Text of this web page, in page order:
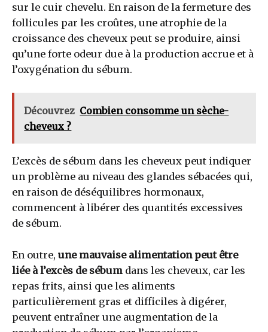
sur le cuir chevelu. En raison de la fermeture des
follicules par les croûtes, une atrophie de la
croissance des cheveux peut se produire, ainsi
qu’une forte odeur due à la production accrue et à
l’oxygénation du sébum.
Découvrez Combien consomme un sèche-
cheveux ?
L’excès de sébum dans les cheveux peut indiquer
un problème au niveau des glandes sébacées qui,
en raison de déséquilibres hormonaux,
commencent à libérer des quantités excessives
de sébum.
En outre, une mauvaise alimentation peut être
liée à l’excès de sébum dans les cheveux, car les
repas frits, ainsi que les aliments
particulièrement gras et difficiles à digérer,
peuvent entraîner une augmentation de la